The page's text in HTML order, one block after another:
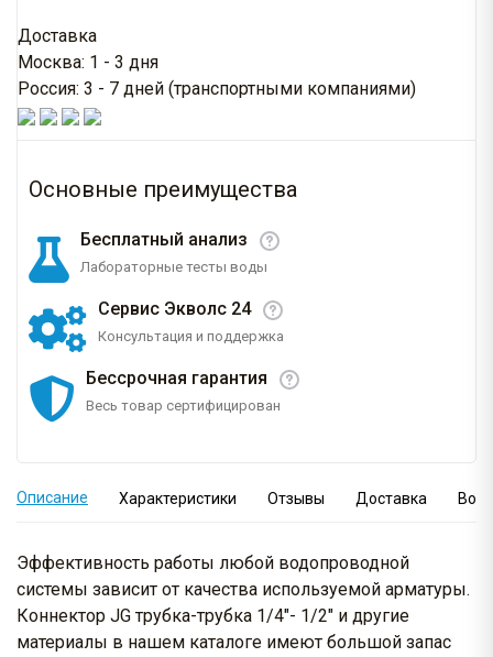
Доставка
Москва: 1 - 3 дня
Россия: 3 - 7 дней (транспортными компаниями)
Основные преимущества
Бесплатный анализ
Лабораторные тесты воды
Сервис Экволс 24
Консультация и поддержка
Бессрочная гарантия
Весь товар сертифицирован
Описание Характеристики Отзывы Доставка
Эффективность работы любой водопроводной
системы зависит от качества используемой арматуры.
Коннектор JG трубка-трубка 1/4"- 1/2" и другие
материалы в нашем каталоге имеют большой запас